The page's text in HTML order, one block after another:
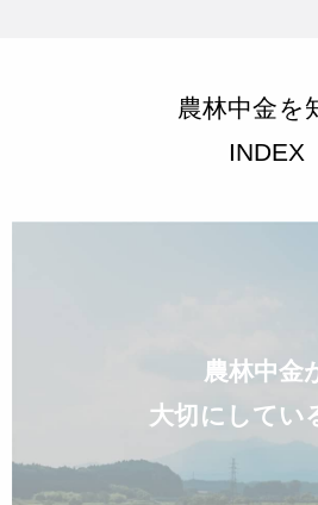
農林中金を
INDEX
農林中金
大切にしてい